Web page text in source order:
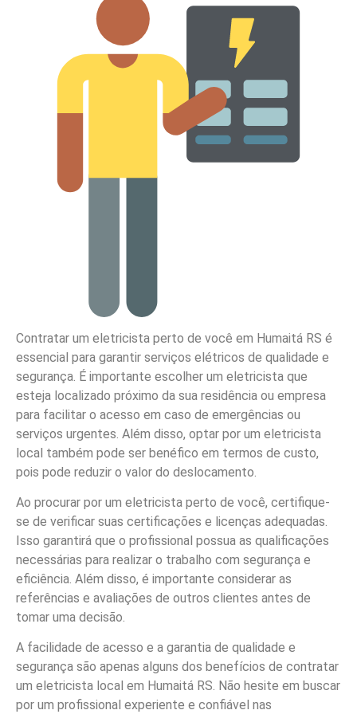
Contratar um eletricista perto de você em Humaitá RS é
essencial para garantir serviços elétricos de qualidade e
segurança. É importante escolher um eletricista que
esteja localizado próximo da sua residência ou empresa
para facilitar o acesso em caso de emergências ou
serviços urgentes. Além disso, optar por um eletricista
local também pode ser benéfico em termos de custo,
pois pode reduzir o valor do deslocamento.
Ao procurar por um eletricista perto de você, certifique-
se de verificar suas certificações e licenças adequadas.
Isso garantirá que o profissional possua as qualificações
necessárias para realizar o trabalho com segurança e
eficiência. Além disso, é importante considerar as
referências e avaliações de outros clientes antes de
tomar uma decisão.
A facilidade de acesso e a garantia de qualidade e
segurança são apenas alguns dos benefícios de contratar
um eletricista local em Humaitá RS. Não hesite em buscar
por um profissional experiente e confiável nas